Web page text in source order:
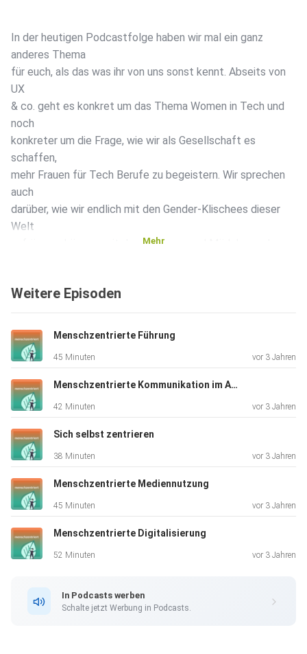
In der heutigen Podcastfolge haben wir mal ein ganz
anderes Thema
für euch, als das was ihr von uns sonst kennt. Abseits von
UX
& co. geht es konkret um das Thema Women in Tech und
noch
konkreter um die Frage, wie wir als Gesellschaft es
schaffen,
mehr Frauen für Tech Berufe zu begeistern. Wir sprechen
auch
darüber, wie wir endlich mit den Gender-Klischees dieser
Welt
aufräumen können, mit denen Frauen und Mädchen schon
Wir bei interfacewerk können ehrlicherweise von uns sagen,
dass
50% unserer Stellen insgesamt und auch 50% unserer
leitenden
Designerinnen
haben vermehrt einen technischen Hintergrund, wie
Informatik oder Elektrotechnik. Trotzdem sind wir eher die
Ausnahme, was eine solche Verteilung angeht und der
technischen Berufen ist immer noch enorm.
Thema zu
Mehr
Weitere Episoden
Menschzentrierte Führung
45 Minuten vor 3 Jahren
Menschzentrierte Kommunikation im Arbeitsalltag
42 Minuten vor 3 Jahren
Sich selbst zentrieren
38 Minuten vor 3 Jahren
Menschzentrierte Mediennutzung
45 Minuten vor 3 Jahren
Menschzentrierte Digitalisierung
52 Minuten vor 3 Jahren
In Podcasts werben
Schalte jetzt Werbung in Podcasts.